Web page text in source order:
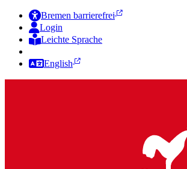
Bremen barrierefrei
Login
Leichte Sprache
English